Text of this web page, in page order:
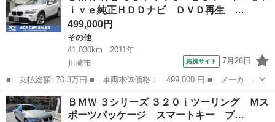
Ｂカメラ タ...
ｉｖｅ純正ＨＤＤナビ ＤＶＤ再生 …
499,000円
その他
41,030km
2011年
川崎市
提携サイト 7月26日
■ 支払総額: 70.3万円 ■ 車両本体価格： 499,000 円 ■ メーカー
名： ＢＭＷ ■ 車種名： Ｘ１ ■ グレード名： ｓＤｒｉｖｅ
１８ｉ ｉ－ｄｒｉｖｅ純正ＨＤＤナビ ＤＶＤ再生 録音サ－バ
－ ミラ－内蔵...
神奈川 川崎市
ＢＭＷ ３シリーズ ３２０ｉツーリング Ｍス
ポーツパッケージ スマートキー プ…